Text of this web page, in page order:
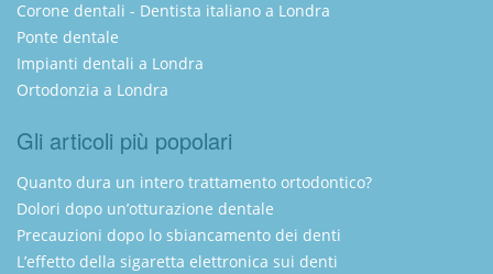
Corone dentali - Dentista italiano a Londra
Ponte dentale
Impianti dentali a Londra
Ortodonzia a Londra
Gli articoli più popolari
Quanto dura un intero trattamento ortodontico?
Dolori dopo un’otturazione dentale
Precauzioni dopo lo sbiancamento dei denti
L’effetto della sigaretta elettronica sui denti